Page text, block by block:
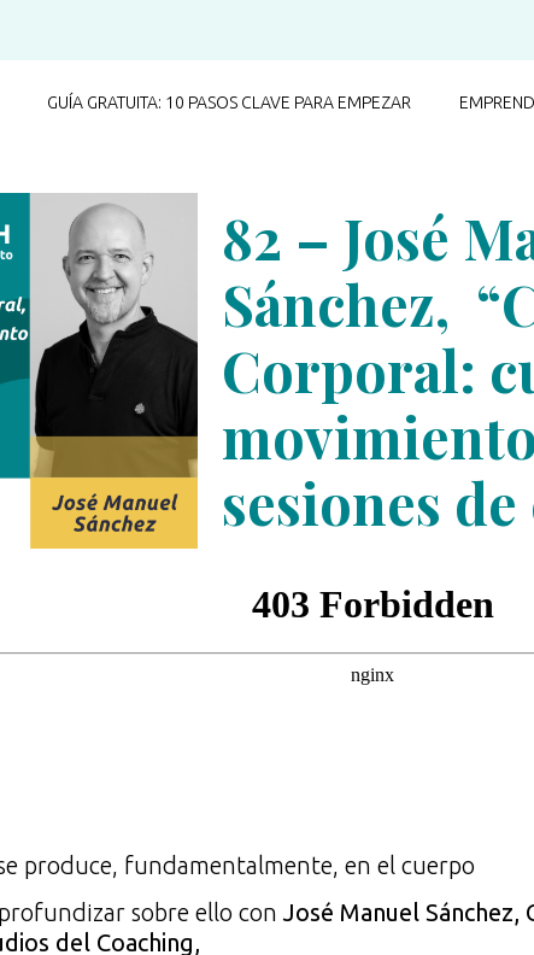
GUÍA GRATUITA: 10 PASOS CLAVE PARA EMPEZAR
82 – José
Sánchez,
Corporal:
sesiones
produce, fundamentalmente, en el cuerpo
sobre ello conJosé Manuel Sánchez,
del Coaching,